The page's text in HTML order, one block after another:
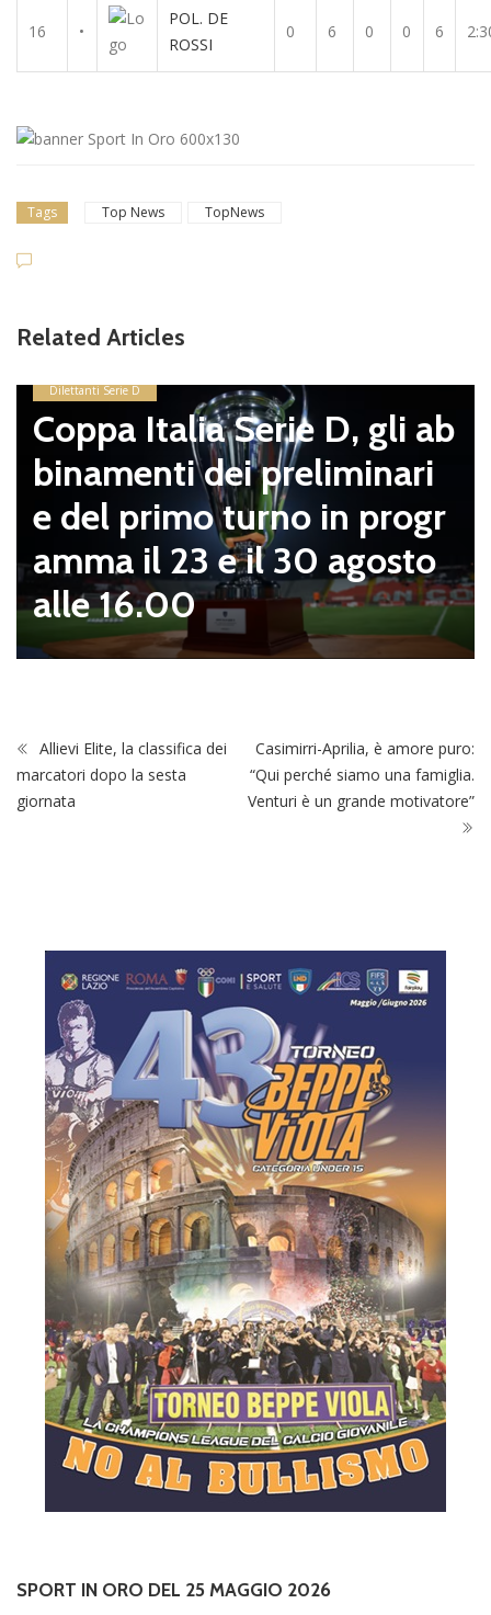
16 •
POL. DE
ROSSI
0 6 0 0 6
Tags Top News TopNews
Related Articles
Dilettanti Serie D
Coppa Italia Serie D, gli ab
binamenti dei preliminari
e del primo turno in progr
amma il 23 e il 30 agosto
alle 16.00
Allievi Elite, la classifica dei
marcatori dopo la sesta
giornata
Casimirri-Aprilia, è amore puro:
“Qui perché siamo una famiglia.
Venturi è un grande motivatore”
SPORT IN ORO DEL 25 MAGGIO 2026